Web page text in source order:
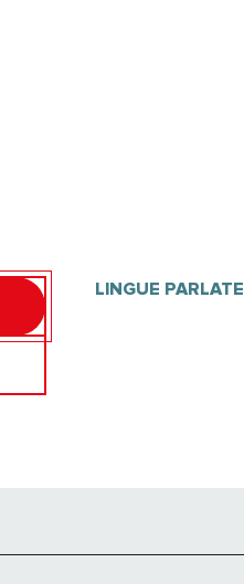
LINGUE PARLATE
LINGUE PARLATE